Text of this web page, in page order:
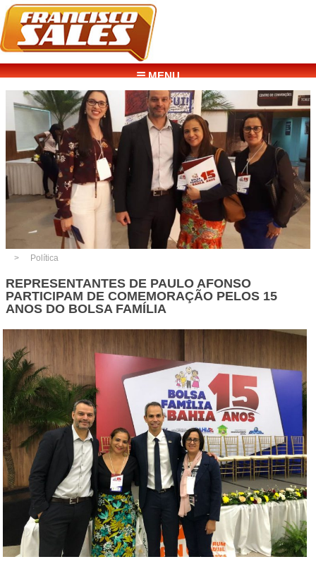
☰ MENU
Política
REPRESENTANTES DE PAULO AFONSO
PARTICIPAM DE COMEMORAÇÃO PELOS 15
ANOS DO BOLSA FAMÍLIA